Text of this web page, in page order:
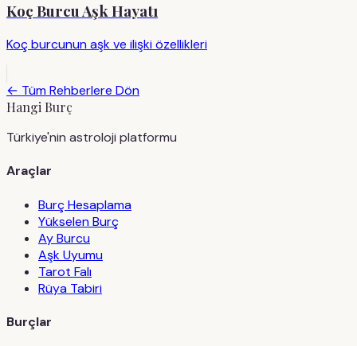
Koç Burcu Aşk Hayatı
Koç burcunun aşk ve ilişki özellikleri
← Tüm Rehberlere Dön
Hangi Burç
Türkiye'nin astroloji platformu
Araçlar
Burç Hesaplama
Yükselen Burç
Ay Burcu
Aşk Uyumu
Tarot Falı
Rüya Tabiri
Burçlar